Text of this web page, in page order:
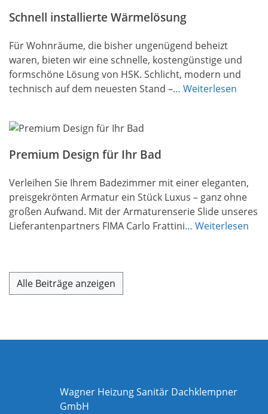
Schnell installierte Wärmelösung
Für Wohnräume, die bisher ungenügend beheizt
waren, bieten wir eine schnelle, kostengünstige und
formschöne Lösung von HSK. Schlicht, modern und
technisch auf dem neuesten Stand –… Weiterlesen
Premium Design für Ihr Bad
Verleihen Sie Ihrem Badezimmer mit einer eleganten,
preisgekrönten Armatur ein Stück Luxus – ganz ohne
großen Aufwand. Mit der Armaturenserie Slide unseres
Lieferantenpartners FIMA Carlo Frattini… Weiterlesen
Alle Beiträge anzeigen
Wagner Heizung Sanitär Dachklempner
GmbH